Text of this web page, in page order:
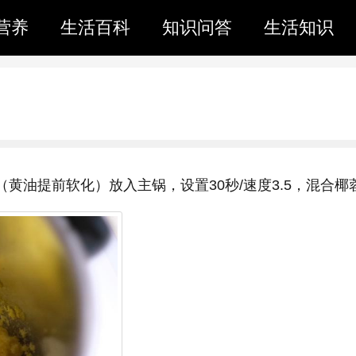
养 生活百科 知识问答 生活知识
油提前软化）放入主锅，设置30秒/速度3.5，混合椰